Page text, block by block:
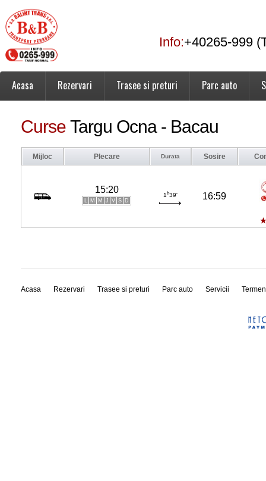
Info:+40265-999
Acasa Rezervari Trasee si preturi Parc auto
Curse Targu Ocna - Bacau
Mijloc Plecare Durata Sosire
15:20
L M M J V S D
1 h39' 16:59
Acasa Rezervari Trasee si preturi Parc auto Servicii